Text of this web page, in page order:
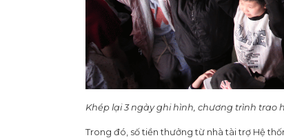
Khép lại 3 ngày ghi hình, chương trình trao
Trong đó, số tiền thưởng từ nhà tài trợ Hệ